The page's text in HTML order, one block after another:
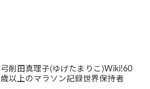
弓削田真理子(ゆげたまりこ)Wiki!60
歳以上のマラソン記録世界保持者